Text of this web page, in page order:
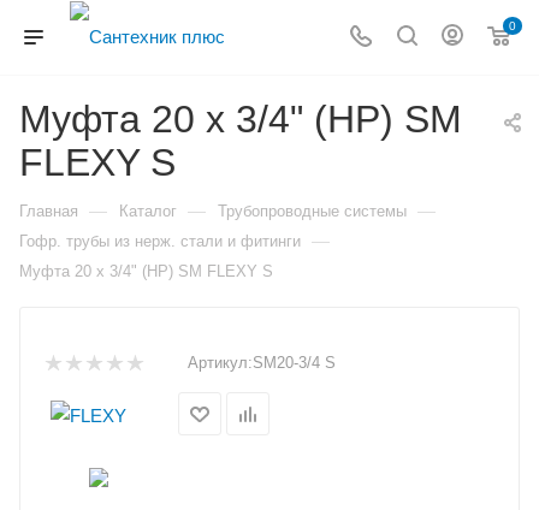
0
Муфта 20 х 3/4" (НР) SM
FLEXY S
Главная — Каталог — Трубопроводные системы —
Гофр. трубы из нерж. стали и фитинги —
Муфта 20 х 3/4" (НР) SM FLEXY S
Артикул:SM20-3/4 S